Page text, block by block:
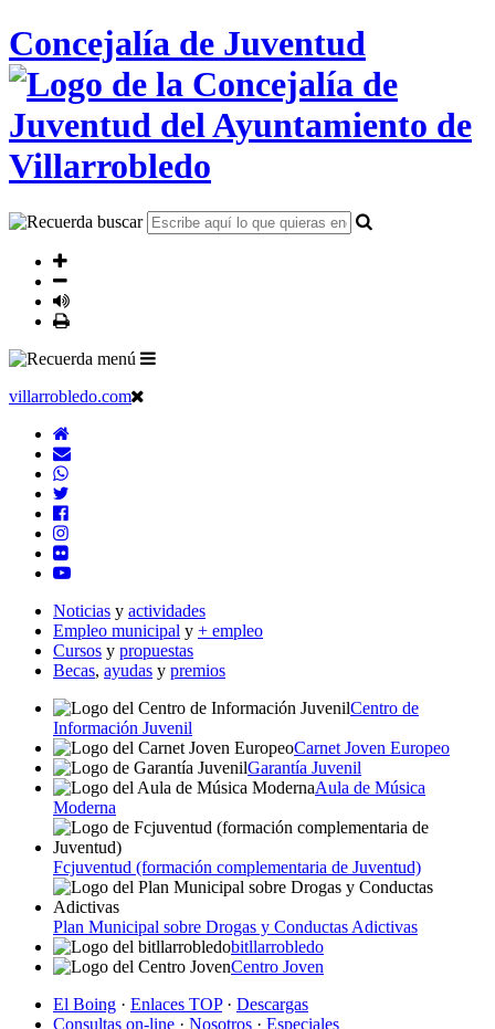
Concejalía de Juventud
villarrobledo.com
Noticias y actividades
Empleo municipal y + empleo
Cursos y propuestas
Becas, ayudas y premios
Centro de
Información Juvenil
Carnet Joven Europeo
Garantía Juvenil
Aula de Música
Moderna
Fcjuventud (formación complementaria de Juventud)
Plan Municipal sobre Drogas y Conductas Adictivas
bitllarrobledo
Centro Joven
El Boing · Enlaces TOP· Descargas
Consultas on-line · Nosotros · Especiales